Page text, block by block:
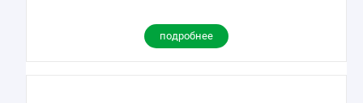
подробнее